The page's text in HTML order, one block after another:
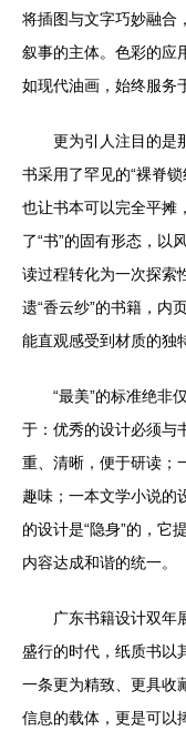
将插图与文字巧妙融合
叙事的主体。色彩的应
如现代油画，始终服务
更为引人注目的是
书采用了罕见的“裸脊
也让书本可以完全平摊
了“书”的固有形态，以
读过程转化为一次探索
遗“香云纱”的书籍，内
能直观感受到材质的独
“最美”的标准绝非
于：优秀的设计必须与
重、清晰，便于研读；
趣味；一本文学小说的
的设计是“隐身”的，它
内容达成和谐的统一。
广东书籍设计双年
盛行的时代，纸质书以
一条更为精致、更具收
信息的载体，更是可以